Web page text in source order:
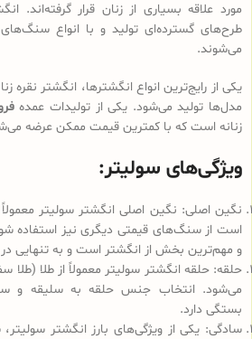
مورد علاقه بسیاری از زنان قرار گرفته‌اند.
طرح‌های گسترده‌ای تولید و با انواع
می‌شوند.
یکی از رایج‌ترین انواع انگشترها، انگشتر نقره
مدل‌ها تولید می‌شود. یکی از تولیدات عمده
زنانه است که با کمترین قیمت ممکن عرضه
ویژگی‌های سولیتر:
نگین اصلی: نگین اصلی انگشتر سولیتر
است از سنگ‌های قیمتی دیگری نیز استفاده
و مهم‌ترین بخش از انگشتر است و به تنهایی
حلقه: حلقه انگشتر سولیتر معمولاً از طلا (طلا
می‌شود. انتخاب جنس حلقه به سلیقه و
بستگی دارد.
سادگی: یکی از ویژگی‌های بارز انگشتر